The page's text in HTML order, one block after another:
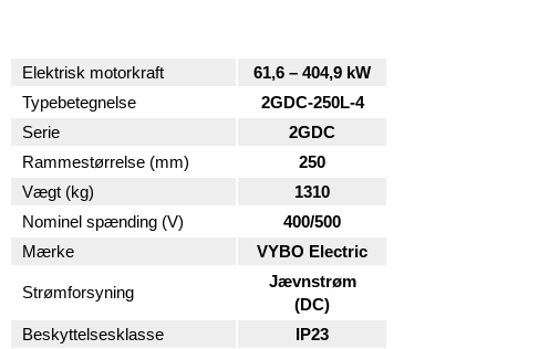
Elektrisk motorkraft
61,6 – 404,9 kW
Typebetegnelse
2GDC-250L-4
Serie
2GDC
Rammestørrelse (mm)
250
Vægt (kg)
1310
Nominel spænding (V)
400/500
Mærke
VYBO Electric
Strømforsyning
Jævnstrøm
(DC)
Beskyttelsesklasse
IP23